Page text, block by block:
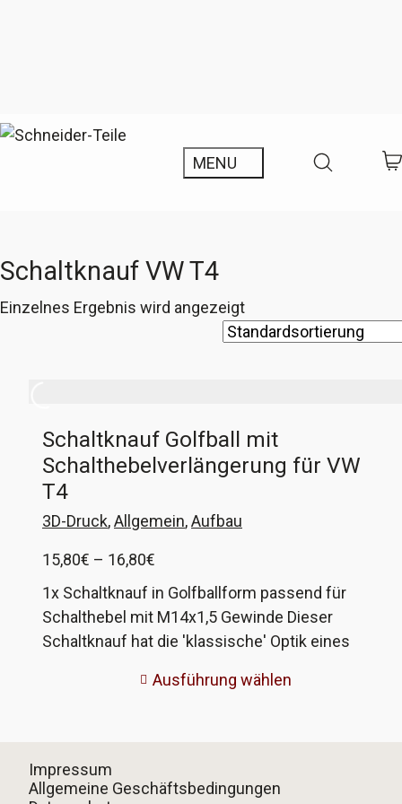
Schaltknauf VW T4
Einzelnes Ergebnis wird angezeigt
Schaltknauf Golfball mit
Schalthebelverlängerung für VW
T4
3D-Druck,Allgemein,Aufbau
15,80€ – 16,80€
15,80€
bis
16,80€
1x Schaltknauf in Golfballform passend für
Schalthebel mit M14x1,5 Gewinde Dieser
Schaltknauf hat die 'klassische' Optik eines
T4. Im Produktbild ist zur Veranschaulichung ein
Schaltknaufs gestülpt und befestigt wie beim
Original Der Durchmesser des Schaltknaufs ist
Ausführung wählen
Impressum
Allgemeine Geschäftsbedingungen